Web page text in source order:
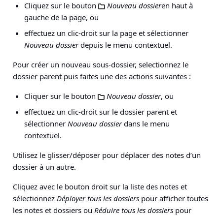
Cliquez sur le bouton
Nouveau dossieren haut à
gauche de la page, ou
effectuez un clic-droit sur la page et sélectionner
Nouveau dossierdepuis le menu contextuel.
Pour créer un nouveau sous-dossier, selectionnez le
dossier parent puis faites une des actions suivantes :
Cliquer sur le bouton
Nouveau dossier, ou
effectuez un clic-droit sur le dossier parent et
sélectionner Nouveau dossierdans le menu
contextuel.
Utilisez le glisser/déposer pour déplacer des notes d’un
dossier à un autre.
Cliquez avec le bouton droit sur la liste des notes et
sélectionnez Déployer tous les dossiers pour afficher toutes
les notes et dossiers ou Réduire tous les dossiers pour